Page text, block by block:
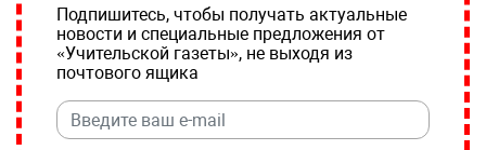
Подпишитесь, чтобы получать актуальные
новости и специальные предложения от
«Учительской газеты», не выходя из
почтового ящика